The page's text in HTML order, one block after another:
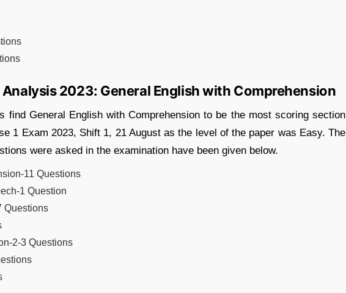
Analysis 2023: General English with Comprehension
find General English with Comprehension to be the most scoring section
1 Exam 2023, Shift 1, 21 August as the level of the paper was Easy. The
were asked in the examination have been given below.
11 Questions
1 Question
Questions
2-3 Questions